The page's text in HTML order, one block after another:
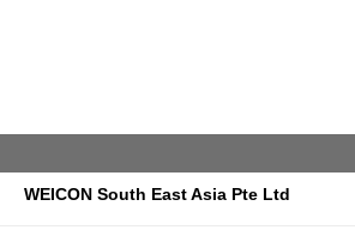
WEICON South East Asia Pte Ltd